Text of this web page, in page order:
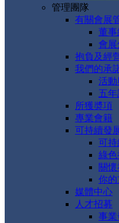
管理團隊
有關會展
董事
會
抱負及經
我們的承
活
五
所獲奬項
專業會籍
可持續發
可
綠
關
你
媒體中心
人才招募
事業